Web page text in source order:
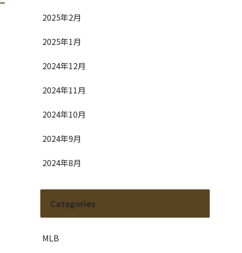
2025年2月
2025年1月
2024年12月
2024年11月
2024年10月
2024年9月
2024年8月
Categories
MLB